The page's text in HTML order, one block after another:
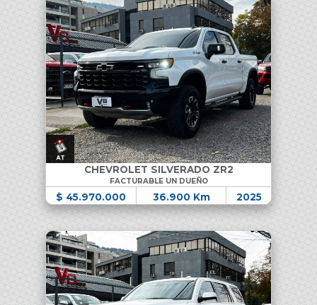
CHEVROLET SILVERADO ZR2
FACTURABLE UN DUEÑO
$ 45.970.000 36.900 Km 2025